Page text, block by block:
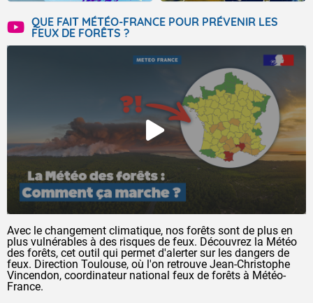
QUE FAIT MÉTÉO-FRANCE POUR PRÉVENIR LES
FEUX DE FORÊTS ?
Avec le changement climatique, nos forêts sont de plus en
plus vulnérables à des risques de feux. Découvrez la Météo
des forêts, cet outil qui permet d'alerter sur les dangers de
feux. Direction Toulouse, où l'on retrouve Jean-Christophe
Vincendon, coordinateur national feux de forêts à Météo-
France.